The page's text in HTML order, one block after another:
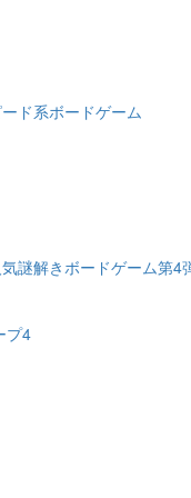
ド系ボードゲーム
謎解きボードゲーム第4
プ4